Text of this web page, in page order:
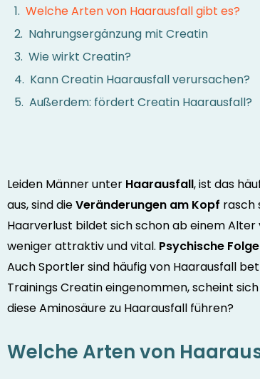
Welche Arten von Haarausfall gibt es?
Nahrungsergänzung mit Creatin
Wie wirkt Creatin?
Kann Creatin Haarausfall verursachen?
Außerdem: fördert Creatin Haarausfall?
Leiden Männer unter Haarausfall, ist das
aus, sind dieVeränderungen am Kopf rasch
Haarverlust bildet sich schon ab einem
weniger attraktiv und vital. Psychische
Auch Sportler sind häufig von Haarausfall
Trainings Creatin eingenommen, scheint
diese Aminosäure zu Haarausfall führen?
Welche Arten von